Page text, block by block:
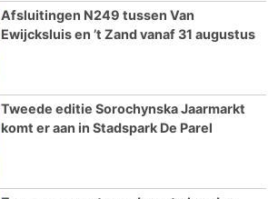
Afsluitingen N249 tussen Van
Ewijcksluis en ’t Zand vanaf 31 augustus
Tweede editie Sorochynska Jaarmarkt
komt er aan in Stadspark De Parel